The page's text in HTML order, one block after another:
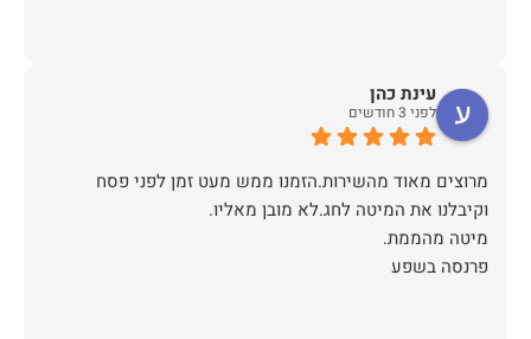
עינת כהן
לפני 3 חודשים
מרוצים מאוד מהשירות.הזמנו ממש מעט זמן לפני פסח
פרנסה בשפע